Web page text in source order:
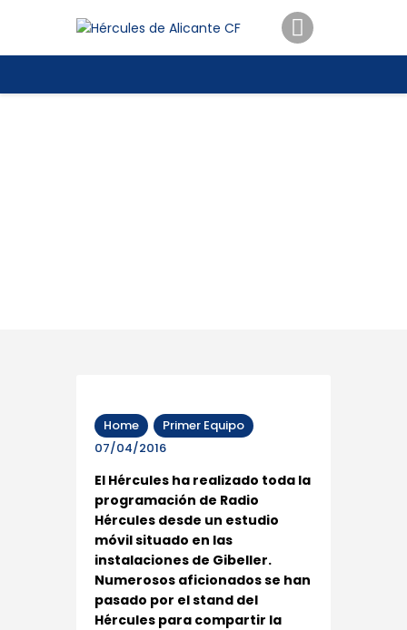
ENTRADAS
TIENDA
Home
Primer Equipo
07/04/2016
El Hércules ha realizado toda la
programación de Radio
Hércules desde un estudio
móvil situado en las
instalaciones de Gibeller.
Numerosos aficionados se han
pasado por el stand del
Hércules para compartir la